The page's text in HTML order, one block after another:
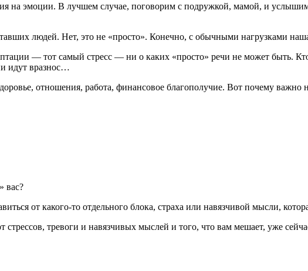
на эмоции. В лучшем случае, поговорим с подружкой, мамой, и
людей. Нет, это не «просто». Конечно, с обычными нагрузками наша
— тот самый стресс — ни о каких «просто» речи не может быть.
идут вразнос…
отношения, работа, финансовое благополучие. Вот почему важно
вас?
от какого-то отдельного блока, страха или навязчивой мысли,
тревоги и навязчивых мыслей и того, что вам мешает, уже